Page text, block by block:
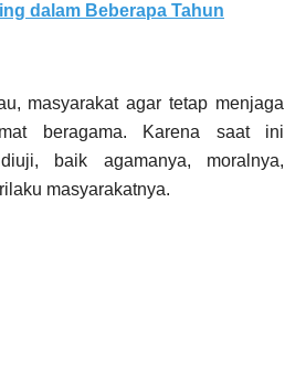
dalam Beberapa Tahun
masyarakat agar tetap menjaga
beragama. Karena saat ini
baik agamanya, moralnya,
masyarakatnya.